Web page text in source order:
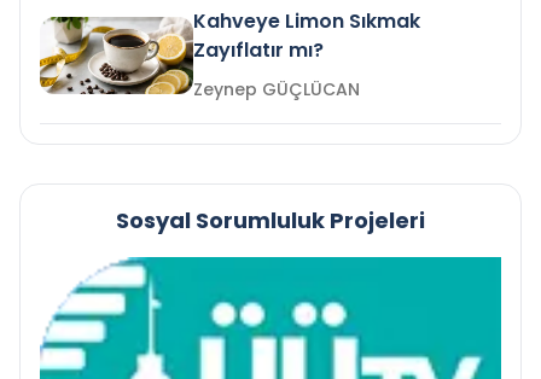
Kahveye Limon Sıkmak
Zayıflatır mı?
Zeynep GÜÇLÜCAN
Sosyal Sorumluluk Projeleri